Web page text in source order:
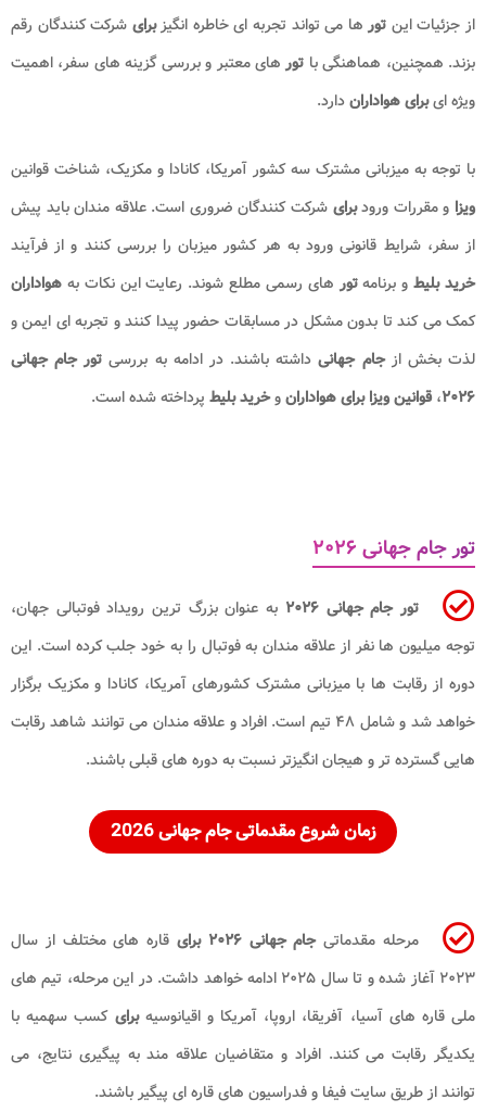
از جزئیات این تورها می تواند تجربه ای خاطره انگیزبرای شرکت کنندگان رقم
بزند. همچنین، هماهنگی با تورهای معتبر و بررسی گزینه های سفر، اهمیت
ویژه ایبرای هواداراندارد.
با توجه به میزبانی مشترک سه کشور آمریکا، کانادا و مکزیک، شناخت قوانین
ویزا و مقررات ورودبرای شرکت کنندگان ضروری است. علاقه مندان باید پیش
از سفر، شرایط قانونی ورود به هر کشور میزبان را بررسی کنند و از فرآیند
خرید بلیط و برنامهتور های رسمی مطلع شوند. رعایت این نکات به هواداران
کمک می کند تا بدون مشکل در مسابقات حضور پیدا کنند و تجربه ای ایمن و
لذت بخش ازجام جهانیداشته باشند. در ادامه به بررسی تور جام جهانی
۲۰۲۶،قوانین ویزا برای هوادارانوخریدبلیط پرداخته شده است.
تور جام جهانی ۲۰۲۶
تور جام جهانی ۲۰۲۶
به عنوان بزرگ ترین رویداد فوتبالی جهان،
توجه میلیون ها نفر از علاقه مندان به فوتبال را به خود جلب کرده است. این
دوره از رقابت ها با میزبانی مشترک کشورهای آمریکا، کانادا و مکزیک برگزار
خواهد شد و شامل ۴۸ تیم است. افراد و علاقه مندان می توانند شاهد رقابت
هایی گسترده تر و هیجان انگیزتر نسبت به دوره های قبلی باشند.
زمان شروع مقدماتی جام جهانی 2026
مرحله مقدماتیجام جهانی ۲۰۲۶ برای
قاره های مختلف از سال
۲۰۲۳ آغاز شده و تا سال ۲۰۲۵ ادامه خواهد داشت. در این مرحله، تیم های
ملی قاره های آسیا، آفریقا، اروپا، آمریکا و اقیانوسیهبرایکسب سهمیه با
یکدیگر رقابت می کنند. افراد و متقاضیان علاقه مند به پیگیری نتایج، می
توانند از طریق سایت فیفا و فدراسیون های قاره ای پیگیر باشند.